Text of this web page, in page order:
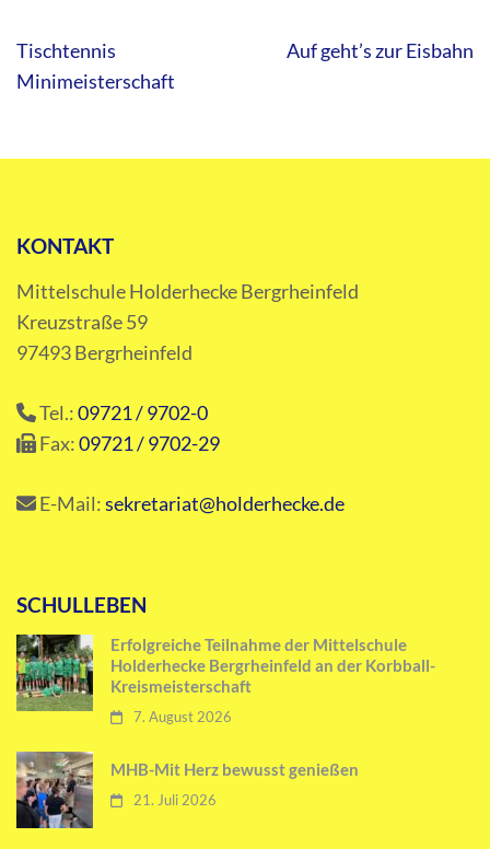
Beitragsnavigation
Tischtennis
Minimeisterschaft
Auf geht’s zur Eisbahn
KONTAKT
Mittelschule Holderhecke Bergrheinfeld
Kreuzstraße 59
97493 Bergrheinfeld
Tel.:09721 / 9702-0
Fax:09721 / 9702-29
E-Mail:sekretariat@holderhecke.de
SCHULLEBEN
Erfolgreiche Teilnahme der Mittelschule
Holderhecke Bergrheinfeld an der Korbball-
Kreismeisterschaft
7. August 2026
MHB-Mit Herz bewusst genießen
21. Juli 2026